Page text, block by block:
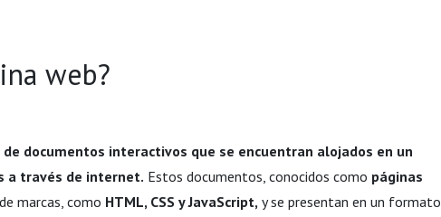
web?
documentos interactivos que se encuentran alojados en un
a través de internet. Estos documentos, conocidos como páginas
marcas, como HTML, CSS y JavaScript, y se presentan en un formato